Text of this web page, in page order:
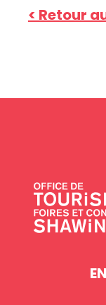
< Retour
EN